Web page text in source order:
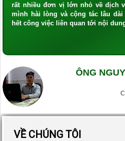
rất nhiều đơn vị lớn nhỏ về dịch
mình hài lòng và cộng tác lâu
hết công việc liên quan tới nội
ÔNG
VỀ CHÚNG TÔI